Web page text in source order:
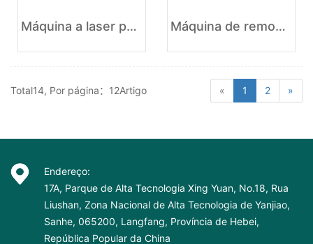
Máquina a laser para remoção de pêlos com diodo Alexander 755 + 808 + 1064 Máquina de remoção de cabelo a laser de diodo de 3 comprimentos de onda
Total14, Por página：12Artigo « 1 2 »
Endereço:
17A, Parque de Alta Tecnologia Xing Yuan, No.18, Rua
Liushan, Zona Nacional de Alta Tecnologia de Yanjiao,
Sanhe, 065200, Langfang, Província de Hebei,
República Popular da China